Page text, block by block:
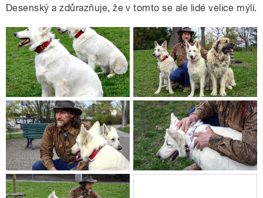
Desenský a zdůrazňuje, že v tomto se ale lidé velice mýlí.